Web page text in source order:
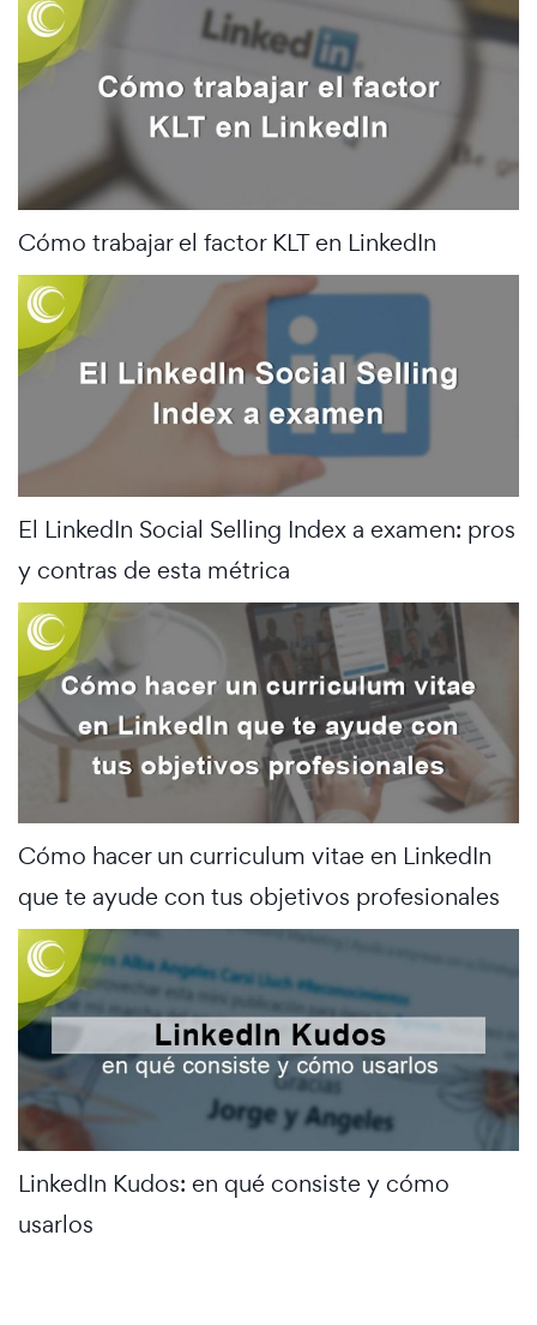
Cómo trabajar el factor KLT en LinkedIn
El LinkedIn Social Selling Index a examen: pros
y contras de esta métrica
Cómo hacer un curriculum vitae en LinkedIn
que te ayude con tus objetivos profesionales
LinkedIn Kudos: en qué consiste y cómo
usarlos